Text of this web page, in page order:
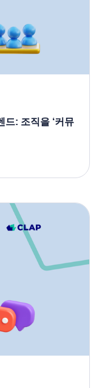
드: 조직을 ‘커뮤